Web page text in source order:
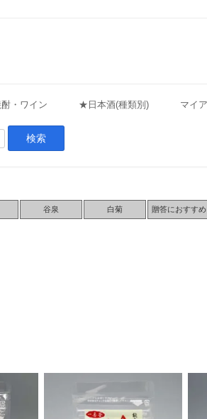
・ワイン ★日本酒(種類別) マイ
谷泉 白菊 贈答におすすめ